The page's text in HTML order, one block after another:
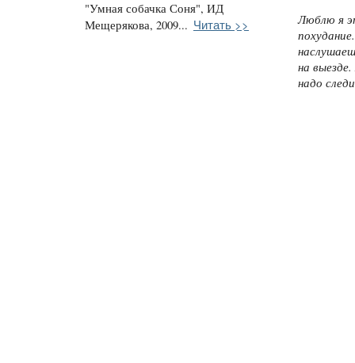
"Умная собачка Соня", ИД
Мещерякова, 2009... Читать >>
Люблю я
на
надо